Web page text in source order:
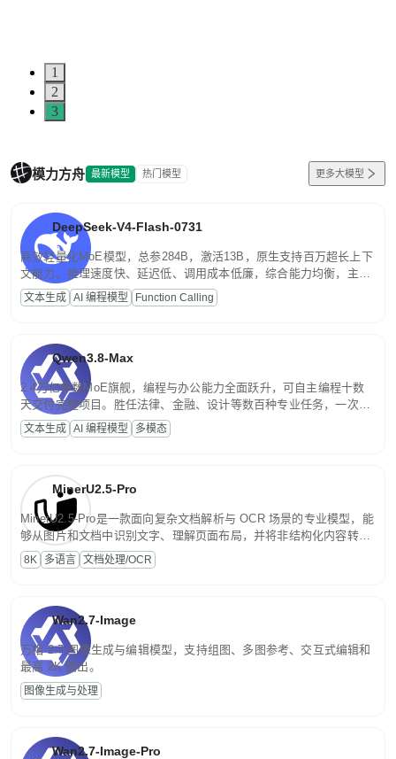
1
2
3
模力方舟 最新模型 热门模型 更多大模型
DeepSeek-V4-Flash-0731
高效轻量化MoE模型，总参284B，激活13B，原生支持百万超长上下
文能力。推理速度快、延迟低、调用成本低廉，综合能力均衡，主打
高并发、轻量化任务，适合日常对话、内容创作、基础 RAG、批量
文案处理等普惠刚需场景。
文本生成 AI 编程模型 Function Calling
Qwen3.8-Max
2.4万亿参数MoE旗舰，编程与办公能力全面跃升，可自主编程十数
天交付完整项目。胜任法律、金融、设计等数百种专业任务，一次对
话端到端交付生产级成果。原生视觉理解贯穿规划、执行与验证全流
程，支持超长文档与长视频的深度语义解析。长程任务中自主规划与
文本生成 AI 编程模型 多模态
MinerU2.5-Pro
MinerU2.5-Pro是一款面向复杂文档解析与 OCR 场景的专业模型，能
够从图片和文档中识别文字、理解页面布局，并将非结构化内容转换
为便于存储、检索和二次处理的结构化结果。
8K 多语言 文档处理/OCR
Wan2.7-Image
万相 2.7 图像生成与编辑模型，支持组图、多图参考、交互式编辑和
最高 2K 输出。
图像生成与处理
Wan2.7-Image-Pro